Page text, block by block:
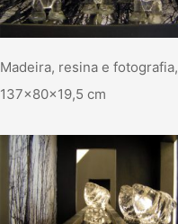
Madeira, resina e fotografia,
137x80x19,5 cm